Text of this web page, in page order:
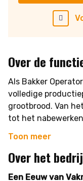
Over de
Als Bakker
volledige
grootbrood. Van
tot het
van topkwaliteit de
en
werkplek en
Toon meer
Over het
Een Eeuw van